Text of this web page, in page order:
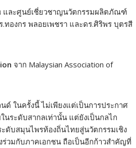
และศูนย์เชี่ยวชาญนวัตกรรมผลิตภัณฑ์
องกร พลอยเพชรา และดร.ศิริพร บุตรสี
จาก Malaysian Association of
ในครั้งนี้ ไม่เพียงแต่เป็นการประกาศ
ระดับสากลเท่านั้น แต่ยังเป็นกลไก
ดับสมุนไพรท้องถิ่นไทยสู่นวัตกรรมเชิง
วมกับภาคเอกชน ถือเป็นอีกก้าวสำคัญที่